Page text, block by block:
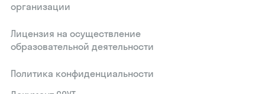
организации
Лицензия на осуществление
образовательной деятельности
Политика конфиденциальности